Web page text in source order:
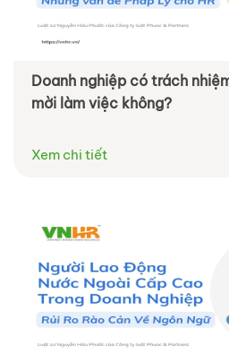
Doanh nghiệp có trách
mời làm việc không?
Xem chi tiết